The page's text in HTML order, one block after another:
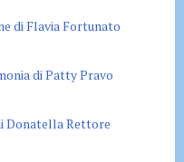
di Flavia Fortunato
di Patty Pravo
Donatella Rettore